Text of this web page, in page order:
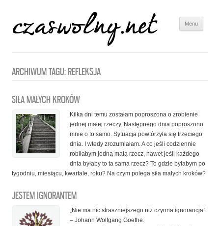
Menu
ARCHIWUM TAGU:REFLEKSJA
SIŁA MAŁYCH KROKÓW
Kilka dni temu zostałam poproszona o zrobienie
jednej małej rzeczy. Następnego dnia poproszono
mnie o to samo. Sytuacja powtórzyła się trzeciego
dnia. I wtedy zrozumiałam. A co jeśli codziennie
robiłabym jedną małą rzecz, nawet jeśli każdego
dnia byłaby to ta sama rzecz? To gdzie byłabym po
tygodniu, miesiącu, kwartale, roku? Na czym polega siła małych kroków?
JESTEM IGNORANTEM
„Nie ma nic straszniejszego niż czynna ignorancja”
– Johann Wolfgang Goethe.